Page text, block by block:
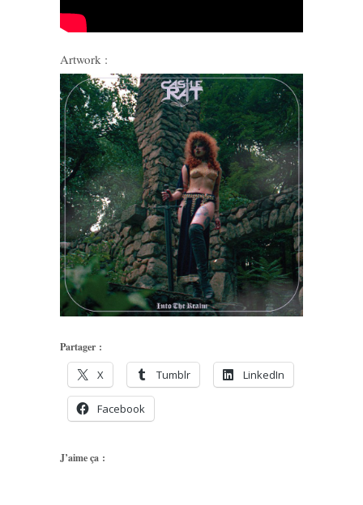
Artwork :
Partager :
X Tumblr LinkedIn
Facebook
J’aime ça :